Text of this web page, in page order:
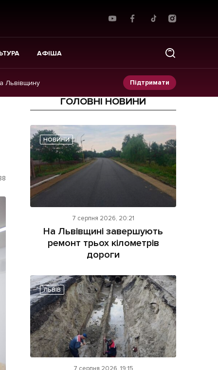
АФІША
Львівщину Підтримати
Прес-релізи
Фото/Відео
Made in Lviv
на сайті
ГОЛОВНІ НОВИНИ
НОВИНИ
7 серпня 2026, 20:21
На Львівщині завершують
ремонт трьох кілометрів
дороги
ЛЬВІВ
7 серпня 2026, 19:15